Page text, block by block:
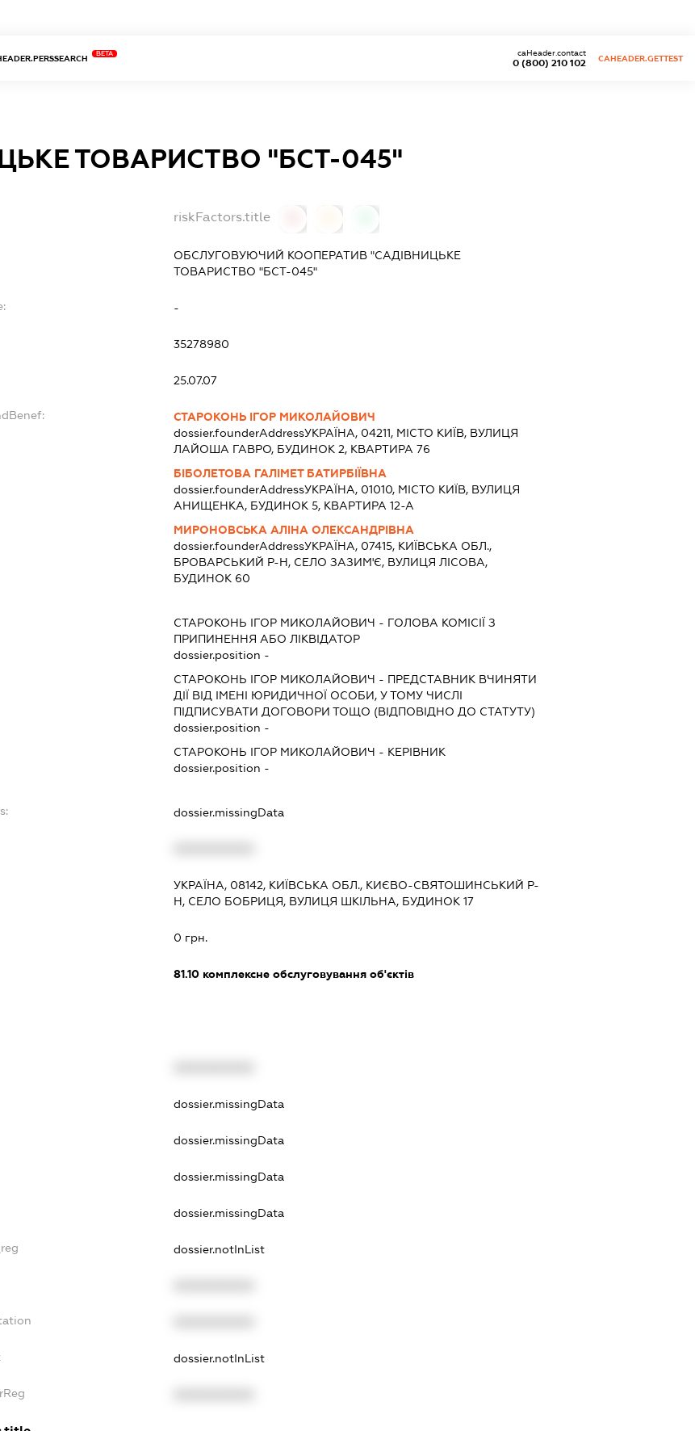
BETA
0 (800) 210 102
caHeader.contact
CAHEADER.GETTEST
ТОВАРИСТВО "БСТ-045"
riskFactors.title
ОБСЛУГОВУЮЧИЙ КООПЕРАТИВ "САДІВНИЦЬКЕ
ТОВАРИСТВО "БСТ-045"
-
35278980
25.07.07
СТАРОКОНЬ ІГОР МИКОЛАЙОВИЧ
dossier.founderAddressУКРАЇНА, 04211, МІСТО КИЇВ, ВУЛИЦЯ
ЛАЙОША ГАВРО, БУДИНОК 2, КВАРТИРА 76
БІБОЛЕТОВА ГАЛІМЕТ БАТИРБІЇВНА
dossier.founderAddressУКРАЇНА, 01010, МІСТО КИЇВ, ВУЛИЦЯ
АНИЩЕНКА, БУДИНОК 5, КВАРТИРА 12-А
МИРОНОВСЬКА АЛІНА ОЛЕКСАНДРІВНА
dossier.founderAddressУКРАЇНА, 07415, КИЇВСЬКА ОБЛ.,
БРОВАРСЬКИЙ Р-Н, СЕЛО ЗАЗИМ'Є, ВУЛИЦЯ ЛІСОВА,
БУДИНОК 60
СТАРОКОНЬ ІГОР МИКОЛАЙОВИЧ - ГОЛОВА КОМІСІЇ З
ПРИПИНЕННЯ АБО ЛІКВІДАТОР
dossier.position -
СТАРОКОНЬ ІГОР МИКОЛАЙОВИЧ - ПРЕДСТАВНИК ВЧИНЯТИ
ДІЇ ВІД ІМЕНІ ЮРИДИЧНОЇ ОСОБИ, У ТОМУ ЧИСЛІ
ПІДПИСУВАТИ ДОГОВОРИ ТОЩО (ВІДПОВІДНО ДО СТАТУТУ)
dossier.position -
СТАРОКОНЬ ІГОР МИКОЛАЙОВИЧ - КЕРІВНИК
dossier.position -
dossier.missingData
УКРАЇНА, 08142, КИЇВСЬКА ОБЛ., КИЄВО-СВЯТОШИНСЬКИЙ Р-
Н, СЕЛО БОБРИЦЯ, ВУЛИЦЯ ШКІЛЬНА, БУДИНОК 17
0 грн.
81.10комплексне обслуговування об'єктів
dossier.missingData
dossier.missingData
dossier.missingData
dossier.missingData
dossier.notInList
dossier.notInList